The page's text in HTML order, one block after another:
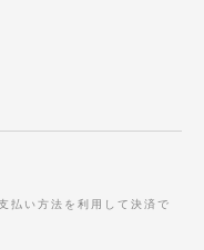
払い方法を利用して決済で